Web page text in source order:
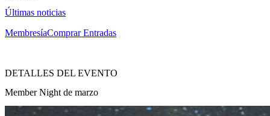
Últimas noticias
MembresíaComprar Entradas
DETALLES DEL EVENTO
Member Night de marzo